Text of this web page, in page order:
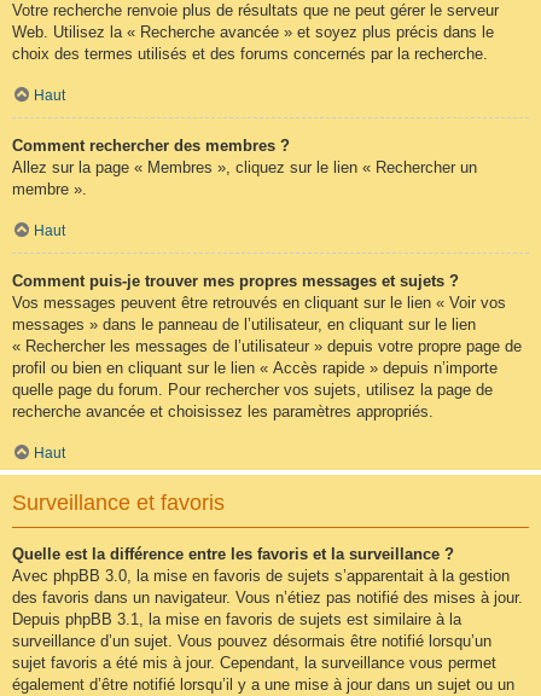
Votre recherche renvoie plus de résultats que ne peut gérer le serveur
Web. Utilisez la « Recherche avancée » et soyez plus précis dans le
choix des termes utilisés et des forums concernés par la recherche.
Haut
Comment rechercher des membres ?
Allez sur la page « Membres », cliquez sur le lien « Rechercher un
membre ».
Haut
Comment puis-je trouver mes propres messages et sujets ?
Vos messages peuvent être retrouvés en cliquant sur le lien « Voir vos
messages » dans le panneau de l’utilisateur, en cliquant sur le lien
« Rechercher les messages de l’utilisateur » depuis votre propre page de
profil ou bien en cliquant sur le lien « Accès rapide » depuis n’importe
quelle page du forum. Pour rechercher vos sujets, utilisez la page de
recherche avancée et choisissez les paramètres appropriés.
Haut
Surveillance et favoris
Quelle est la différence entre les favoris et la surveillance ?
Avec phpBB 3.0, la mise en favoris de sujets s’apparentait à la gestion
des favoris dans un navigateur. Vous n’étiez pas notifié des mises à jour.
Depuis phpBB 3.1, la mise en favoris de sujets est similaire à la
surveillance d’un sujet. Vous pouvez désormais être notifié lorsqu’un
sujet favoris a été mis à jour. Cependant, la surveillance vous permet
également d’être notifié lorsqu’il y a une mise à jour dans un sujet ou un